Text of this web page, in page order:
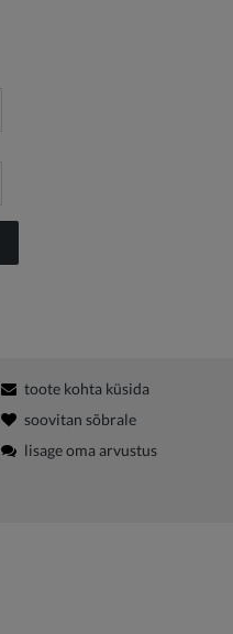
toote kohta küsida
soovitan sõbrale
lisage oma arvustus